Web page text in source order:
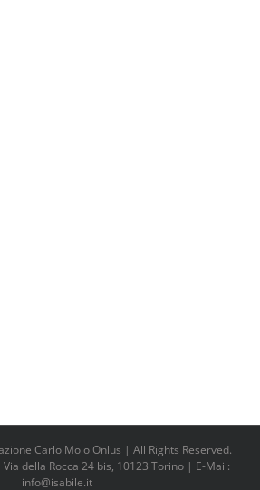
Carlo Molo Onlus | All Rights Reserved.
della Rocca 24 bis, 10123 Torino | E-Mail:
info@isabile.it